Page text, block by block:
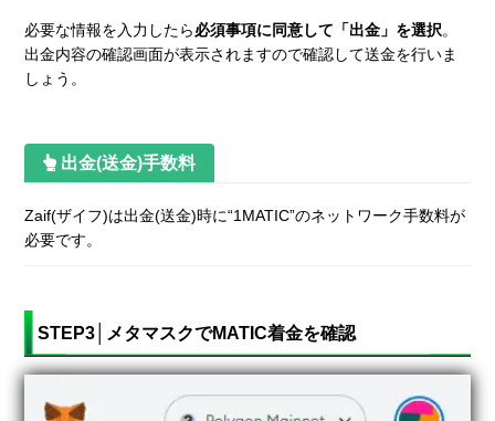
必要な情報を入力したら必須事項に同意して「出金」を選択。
出金内容の確認画面が表示されますので確認して送金を行いま
しょう。
出金(送金)手数料
Zaif(ザイフ)は出金(送金)時に“1MATIC”のネットワーク手数料が
必要です。
STEP3│メタマスクでMATIC着金を確認